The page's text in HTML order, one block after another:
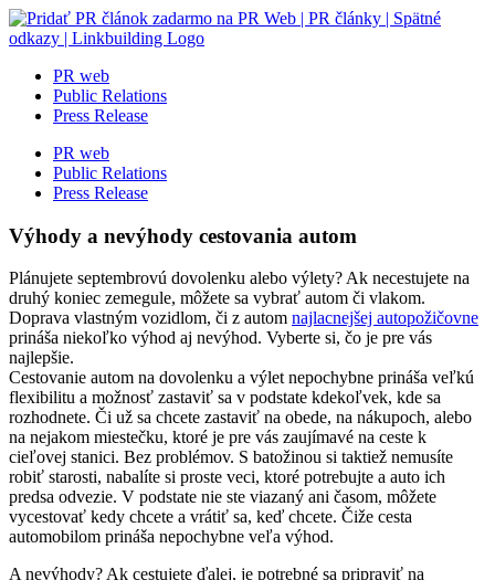
Skip
to
PR web
Public Relations
Press Release
PR web
Public Relations
Press Release
Výhody a nevýhody cestovania autom
Plánujete septembrovú dovolenku alebo výlety? Ak necestujete na
druhý koniec zemegule, môžete sa vybrať autom či vlakom.
Doprava vlastným vozidlom, či z autom najlacnejšej autopožičovne
prináša niekoľko výhod aj nevýhod. Vyberte si, čo je pre vás
najlepšie.
Cestovanie autom na dovolenku a výlet nepochybne prináša veľkú
flexibilitu a možnosť zastaviť sa v podstate kdekoľvek, kde sa
rozhodnete. Či už sa chcete zastaviť na obede, na nákupoch, alebo
na nejakom miestečku, ktoré je pre vás zaujímavé na ceste k
cieľovej stanici. Bez problémov. S batožinou si taktiež nemusíte
robiť starosti, nabalíte si proste veci, ktoré potrebujte a auto ich
predsa odvezie. V podstate nie ste viazaný ani časom, môžete
vycestovať kedy chcete a vrátiť sa, keď chcete. Čiže cesta
automobilom prináša nepochybne veľa výhod.
A nevýhody? Ak cestujete ďalej, je potrebné sa pripraviť na